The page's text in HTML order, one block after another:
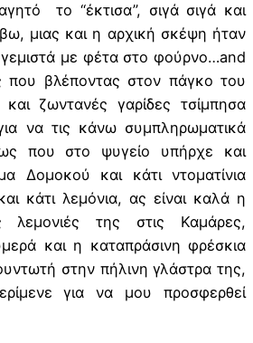
το “έκτισα”, σιγά σιγά και
μιας και η αρχική σκέψη ήταν
με φέτα στο φούρνο…and
βλέποντας στον πάγκο του
και ζωντανές γαρίδες τσίμπησα
να τις κάνω συμπληρωματικά
που στο ψυγείο υπήρχε και
Δομοκού και κάτι ντοματίνια
κάτι λεμόνια, ας είναι καλά η
της στις Καμάρες,
και η καταπράσινη φρέσκια
στην πήλινη γλάστρα της,
για να μου προσφερθεί